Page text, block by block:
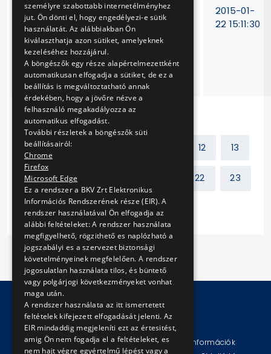
Vasúti járművekkel
kapcsolatos
műszaki ajánlatok
és műszaki
dokumentáció
értékelése
V-437/14
2015-01-
22 15:11:30
Előző 12 13
14 15 22 23
Következő
© Copyright 2026 BKV Zrt.
Impresszum Jogi nyilatkozat
Technikai információk
személyre szabottabb internetélményhez
jut. Ön dönti el, hogy engedélyezi-e sütik
használatát. Az alábbiakban Ön
kiválaszthatja azon sütiket, amelyeknek
kezeléséhez hozzájárul.
A böngészők egy része alapértelmezettként
automatikusan elfogadja a sütiket, de ez a
beállítás is megváltoztatható annak
érdekében, hogy a jövőre nézve a
felhasználó megakadályozza az
automatikus elfogadást.
További részletek a böngészők süti
beállításairól:
Chrome
Firefox
Microsoft Edge
Ez a rendszer a BKV Zrt Elektronikus
Információs Rendszerének része (EIR). A
rendszer használatával Ön elfogadja az
alábbi feltételeket: A rendszer használata
megfigyelhető, rögzithető es naplózható a
jogszabályi es a szervezet biztonsági
követelményeinek megfelelően. A rendszer
jogosulatlan használata tilos, és büntető
vagy polgárjogi következményeket vonhat
maga után.
A rendszer használata az itt ismertetett
feltételek kifejezett elfogadását jelenti. Az
EIR mindaddig megjeleníti ezt az értesitést,
amig Ön nem fogadja el a feltételeket, es
nem hajt végre egyértelmű lépést vagy a